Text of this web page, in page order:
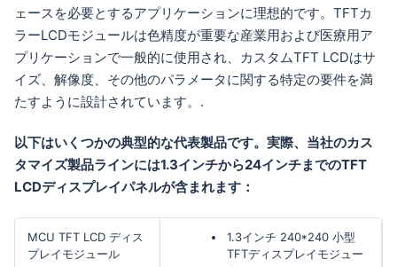
ェースを必要とするアプリケーションに理想的です。TFTカ
ラーLCDモジュールは色精度が重要な産業用および医療用ア
プリケーションで一般的に使用され、カスタムTFT LCDはサ
イズ、解像度、その他のパラメータに関する特定の要件を満
たすように設計されています。.
以下はいくつかの典型的な代表製品です。実際、当社のカス
タマイズ製品ラインには1.3インチから24インチまでのTFT
LCDディスプレイパネルが含まれます：
MCU TFT LCD ディス
プレイモジュール
1.3インチ 240*240 小型
TFTディスプレイモジュー